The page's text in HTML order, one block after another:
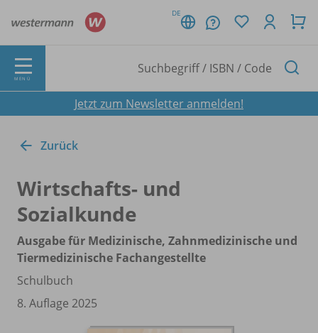
DE
MENÜ
Jetzt zum Newsletter anmelden!
Zurück
Wirtschafts- und
Sozialkunde
Ausgabe für Medizinische, Zahnmedizinische und
Tiermedizinische Fachangestellte
Schulbuch
8. Auflage 2025